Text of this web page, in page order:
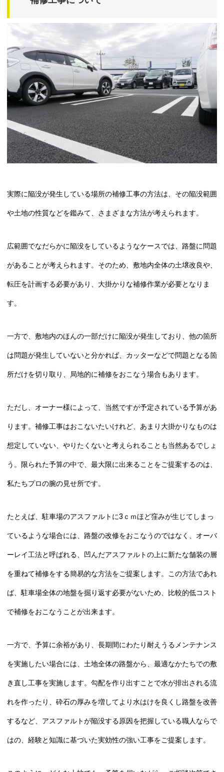
実際に陥没が発生している場所の補修工事の方法は、その陥没範囲
や土地の性質などを鑑みて、さまざまな方法が考えられます。
広範囲でなだらかに陥没をしているようなケースでは、路盤に問題
があることが考えられます。そのため、敷地内全体の土壌改良や、
転圧を計画する必要があり、大掛かりな補修作業が必要となりま
す。
一方で、敷地内のほんの一部だけに陥没が発生しており、他の箇所
は問題が発生していないと分かれば、カッターなどで問題となる箇
所だけを切り取り、局地的に補修をおこなう場合もあります。
ただし、オーナー様によって、当然ですが予定されている予算があ
ります。補修工事はおこないたいけれど、あまり大掛かりなものは
想定していない、やりたくないと考えられることも当然あるでしょ
う。限られた予算の中で、最大限に出来ることをご提案するのは、
私たちプロの腕の見せ所です。
たとえば、駐車場のアスファルトに3ｃｍほど窪みが生じてしまっ
ているような場合には、路盤の改修をおこなうのではなく、オーバ
ーレイ工法と呼ばれる、凹んだアスファルトの上に新たな舗装の層
を重ねて補修をする簡易的な方法をご提案します。この方法であれ
ば、駐車場全体の地盤を掘り返す必要がないため、比較的低コスト
で補修をおこなうことが出来ます。
一方で、予算に余裕があり、長期間にわたり耐えうるメンテナンス
を実施したい場合には、土地全体の路盤から、最適なかたちでの敷
き直し工事を実施します。勾配を作り出すことで水が排出される流
れを作ったり、砕石の厚みを増してより水はけを良くし路盤を改善
するなど、アスファルトが陥没する原因を把握している職人ならで
はの、経験と知識に基づいた実効性の強い工事をご提案します。